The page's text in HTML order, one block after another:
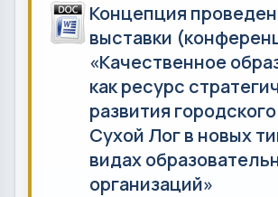
Концепция
выставки
«Качественное
как ресурс
развития
Сухой Лог в новых
видах
организаций»